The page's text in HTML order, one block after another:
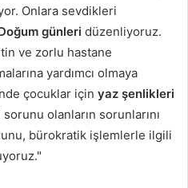
Onlara sevdikleri
günleri düzenliyoruz.
ve zorlu hastane
yardımcı olmaya
çocuklar için yaz şenlikleri
olanların sorunlarını
bürokratik işlemlerle ilgili